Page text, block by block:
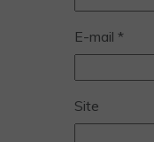
E-mail *
Site